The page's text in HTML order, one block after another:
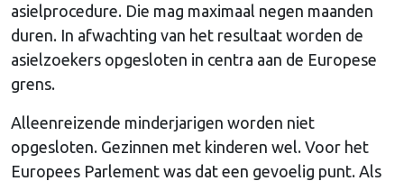
asielprocedure. Die mag maximaal negen maanden
duren. In afwachting van het resultaat worden de
asielzoekers opgesloten in centra aan de Europese
grens.
Alleenreizende minderjarigen worden niet
opgesloten. Gezinnen met kinderen wel. Voor het
Europees Parlement was dat een gevoelig punt. Als